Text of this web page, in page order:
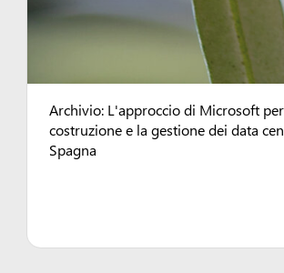
Archivio: L'approccio di Microsoft
costruzione e la gestione dei data
Spagna